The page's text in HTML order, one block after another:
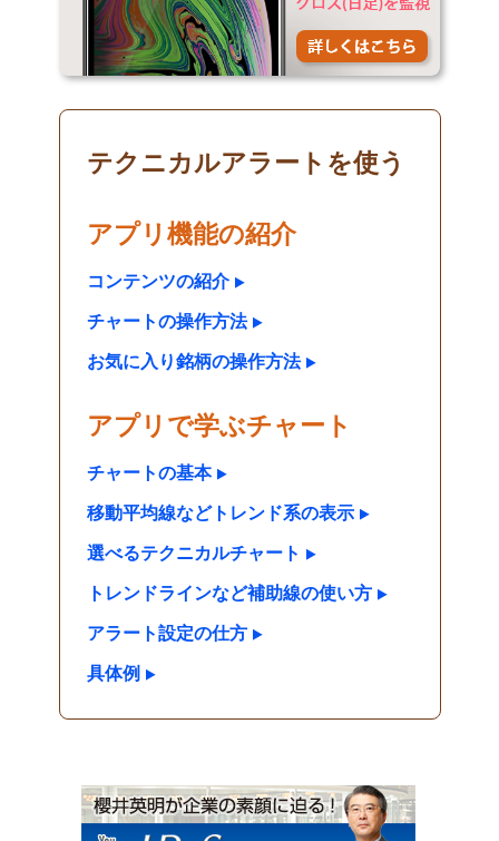
テクニカルアラートを使う
アプリ機能の紹介
コンテンツの紹介
チャートの操作方法
お気に入り銘柄の操作方法
アプリで学ぶチャート
チャートの基本
移動平均線などトレンド系の表示
選べるテクニカルチャート
トレンドラインなど補助線の使い方
アラート設定の仕方
具体例